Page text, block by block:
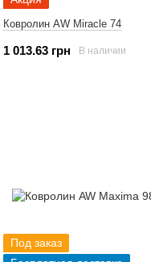
Ковролин AW Miracle 74
1 013.63 грн В наличии
Под заказ